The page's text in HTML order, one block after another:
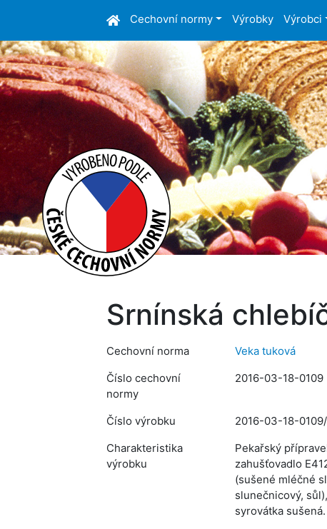
Cechovní normy Výrobky Výrobci
Srnínská
Cechovní norma
Veka tuková
Číslo cechovní
normy
2016-03-18-0109
Číslo výrobku
2016-03-18-
Charakteristika
výrobku
Pekařský
zahušťovadlo
(sušené mléčné
slunečnicový,
syrovátka sušená.